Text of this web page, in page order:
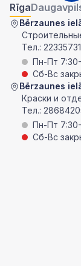
Rīga
Bērzaunes
Тел.: 22335731
Пн-Пт
Сб-Вс
Bērzaunes
Краски и
Тел.:
Пн-Пт
Сб-Вс